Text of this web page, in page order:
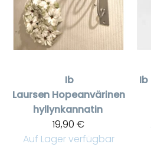
Ib
Laursen Hopeanvärinen
hyllynkannatin
19,90 €
Auf Lager verfügbar
Ib